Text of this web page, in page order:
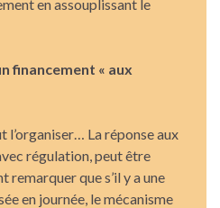
en assouplissant le
financement « aux
l’organiser… La réponse aux
régulation, peut être
remarquer que s’il y a une
en journée, le mécanisme